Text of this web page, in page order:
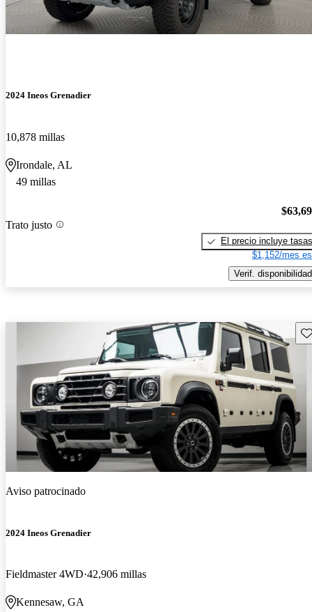
2024 Ineos Grenadier
10,878 millas
Irondale, AL
49 millas
Trato justo
El precio incluye tasas
$1,152/mes
Verif. disponibilidad
Aviso patrocinado
2024 Ineos Grenadier
Fieldmaster 4WD 42,906 millas
Kennesaw, GA